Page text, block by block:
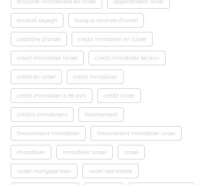
arnaud sayegh banque centrale d'israel
cadastre d'Israël credit immobilier en Israel
credit immobilier Israel credit immobilier tel aviv
crédit en israel crédit immobilier
crédit immobilier à tel aviv crédit israel
crédits immobiliers financement
financement immobilier financement immobilier israel
immobilier immobilier Israel israel
israel mortgage loan israel real estate